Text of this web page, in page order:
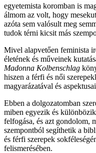
egyetemista koromban is
álmom az volt, hogy
azóta sem valósult meg
tudok térni kicsit más
Mivel alapvetően feminista
életének és műveinek
Madonna Kolbenschlag
hiszen a férfi és női
magyarázatával és
Ebben a dolgozatomban
miben egyezik és
felfogása, és azt gondolom,
szempontból segíthetik a
és férfi szerepek
felismerésében.